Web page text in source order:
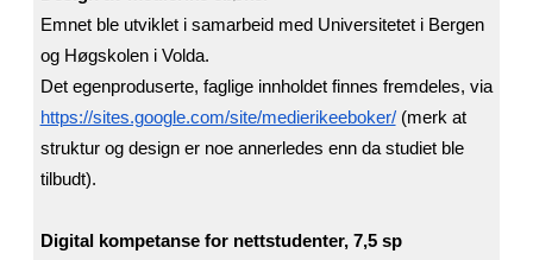
Emnet ble utviklet i samarbeid med Universitetet i Bergen
og Høgskolen i Volda.
Det egenproduserte, faglige innholdet finnes fremdeles, via
https://sites.google.com/site/medierikeeboker/(merk at
struktur og design er noe annerledes enn da studiet ble
tilbudt).
Digital kompetanse for nettstudenter, 7,5 sp